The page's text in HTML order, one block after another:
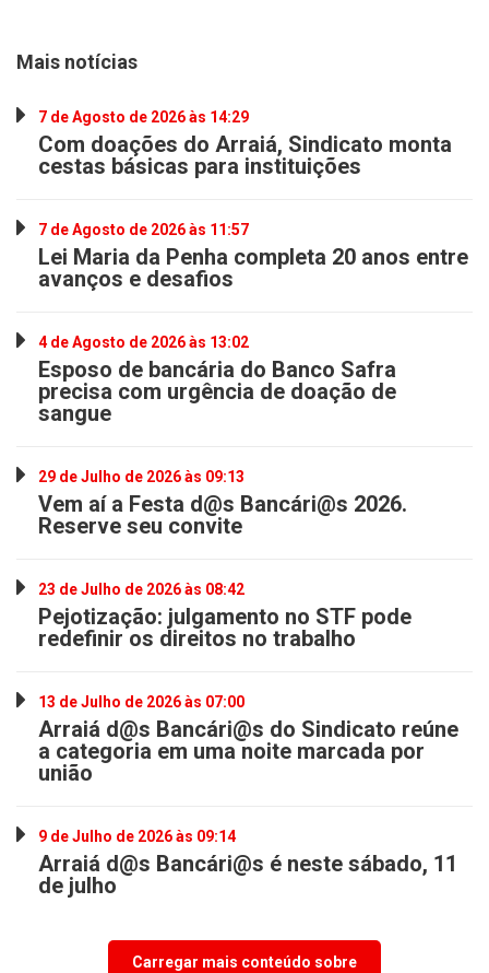
Mais notícias
7 de Agosto de 2026 às 14:29
Com doações do Arraiá, Sindicato monta
cestas básicas para instituições
7 de Agosto de 2026 às 11:57
Lei Maria da Penha completa 20 anos entre
avanços e desafios
4 de Agosto de 2026 às 13:02
Esposo de bancária do Banco Safra
precisa com urgência de doação de
sangue
29 de Julho de 2026 às 09:13
Vem aí a Festa d@s Bancári@s 2026.
Reserve seu convite
23 de Julho de 2026 às 08:42
Pejotização: julgamento no STF pode
redefinir os direitos no trabalho
13 de Julho de 2026 às 07:00
Arraiá d@s Bancári@s do Sindicato reúne
a categoria em uma noite marcada por
união
9 de Julho de 2026 às 09:14
Arraiá d@s Bancári@s é neste sábado, 11
de julho
Carregar mais conteúdo sobre